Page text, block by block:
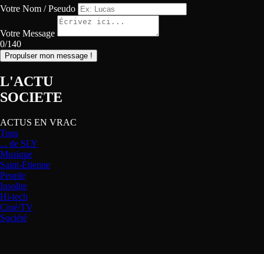
Votre Nom / Pseudo
Votre Message
0/140
Propulser mon message !
L'ACTU
SOCIETE
ACTUS EN VRAC
Tous
... de SLY
Musique
Saint-Étienne
People
Insolite
Hi-tech
Ciné/TV
Société